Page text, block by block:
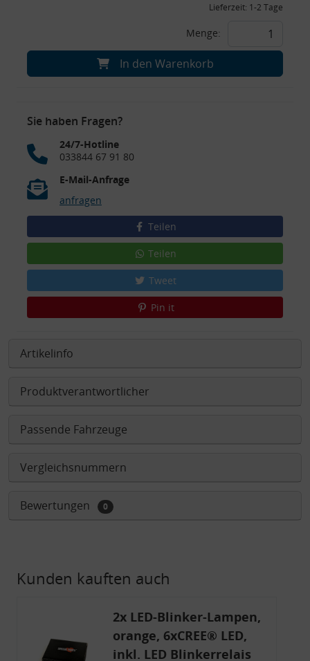
Lieferzeit: 1-2 Tage
Menge:
In den Warenkorb
Sie haben Fragen?
24/7-Hotline
033844 67 91 80
E-Mail-Anfrage
anfragen
Teilen
Teilen
Tweet
Pin it
Artikelinfo
Produktverantwortlicher
Passende Fahrzeuge
Vergleichsnummern
Bewertungen 0
Kunden kauften auch
2x LED-Blinker-Lampen,
orange, 6xCREE® LED,
inkl. LED Blinkerrelais